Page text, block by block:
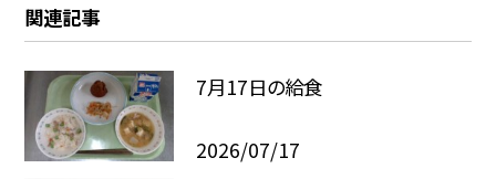
関連記事
7月17日の給食
2026/07/17